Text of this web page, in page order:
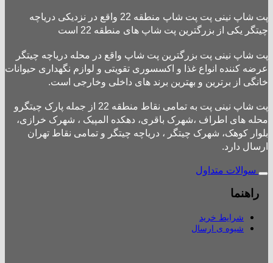
پت شاپ نینی پت پت شاپ منطقه 22 واقع در نزدیکی دریاچه
چیتگر یکی از بزرگترین پت شاپ های منطقه 22 است
پت شاپ نینی پت بزرگترین پت شاپ واقع در محله دریاچه چیتگر
عرضه کننده انواع غذا و اکسسوری تقویتی و لوازم نگهداری حیوانات
خانگی از برترین و بهترین برند های داخلی وخارجی است.
پت شاپ نینی پت به تمامی نقاط منطقه 22 از جمله پارک چیتگرو
محله های اطراف ،شهرک باقری، دهکده المپیک ، شهرک خرازی،
بلوار کوهک، شهرک چیتگر ، دریاچه چیتگر و تمامی نقاط تهران
ارسال دارد.
سوالات متداول
راهنما
شرایط خرید
شیوه ی ارسال